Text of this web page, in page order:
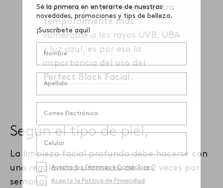
muertas y la piel se encuentra
temporalmente más
vulnerable a los rayos UVB, UBA
y luz azul, es por eso la
importancia del uso del
Perfect Block Facial .
Según el tipo de piel,
La limpieza facial profunda debe hacerse con
una regularidad promedio de 1 a 2 veces por
semana.